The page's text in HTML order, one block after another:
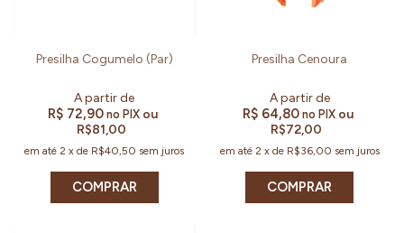
Presilha Cogumelo (Par)
R$ 72,90no PIX ou
R$81,00
em até2 xde R$40,50 sem juros
COMPRAR
Presilha Cenoura
R$ 64,80no PIX ou
R$72,00
em até 2 x de R$36,00 sem juros
COMPRAR